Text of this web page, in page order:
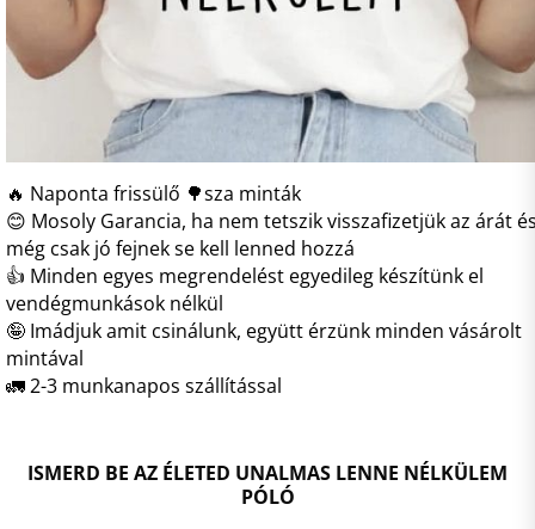
🔥 Naponta frissülő 🌳sza minták
😊 Mosoly Garancia, ha nem tetszik visszafizetjük az árát
még csak jó fejnek se kell lenned hozzá
👍 Minden egyes megrendelést egyedileg készítünk el
vendégmunkások nélkül
🤪 Imádjuk amit csinálunk, együtt érzünk minden vásárolt
mintával
🚛 2-3 munkanapos szállítással
ISMERD BE AZ ÉLETED UNALMAS LENNE NÉLKÜLEM
PÓLÓ